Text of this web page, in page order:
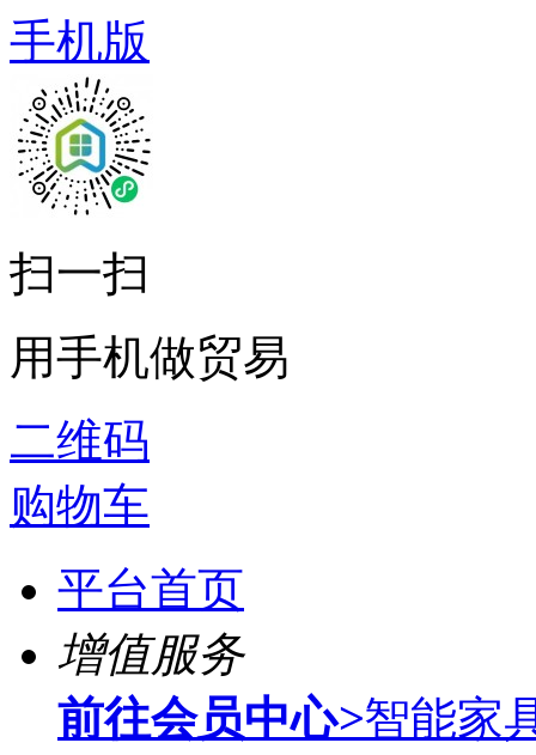
手机版
扫一扫
用手机做贸易
二维码
购物车
平台首页
增值服务
前往会员中心>智能家